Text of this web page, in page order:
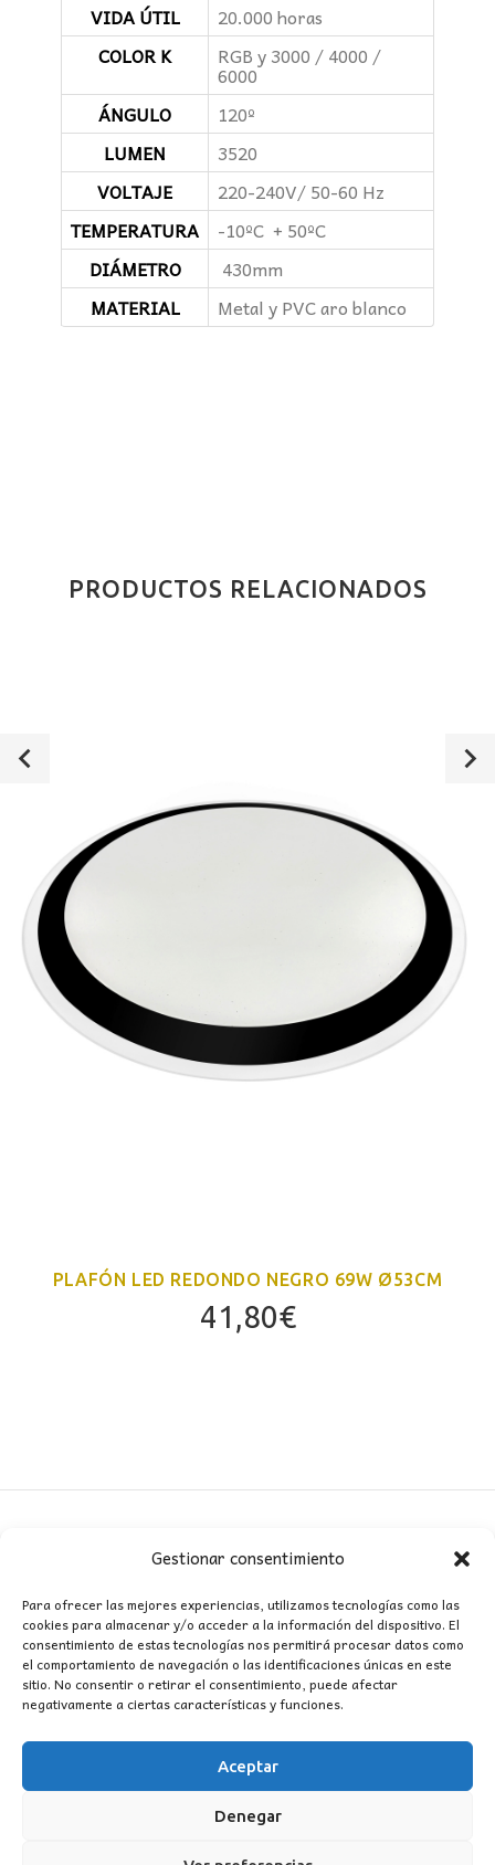
Gestionar consentimiento
Para ofrecer las mejores experiencias, utilizamos tecnologías como las
cookies para almacenar y/o acceder a la información del dispositivo. El
consentimiento de estas tecnologías nos permitirá procesar datos como
el comportamiento de navegación o las identificaciones únicas en este
sitio. No consentir o retirar el consentimiento, puede afectar
negativamente a ciertas características y funciones.
Aceptar
Denegar
VIDA ÚTIL
20.000 horas
COLOR K
RGB y 3000 / 4000 /
6000
ÁNGULO
120º
LUMEN
3520
VOLTAJE
220-240V/ 50-60 Hz
TEMPERATURA
-10ºC + 50ºC
DIÁMETRO
430mm
MATERIAL
Metal y PVC aro blanco
PRODUCTOS RELACIONADOS
PLAFÓN LED REDONDO NEGRO 69W Ø53CM
41,80€
MI CUENTA
INFORMACIÓN
WhatsApp
TikTok
Instagram
© 2016 . Todos los derechos reservados.